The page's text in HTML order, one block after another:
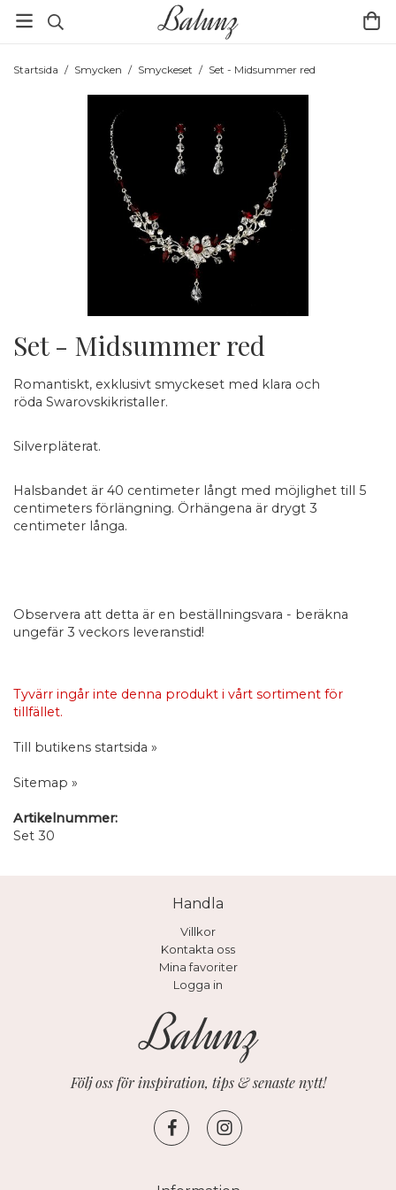
Startsida / Smycken / Smyckeset / Set - Midsummer red
Set - Midsummer red
Romantiskt, exklusivt smyckeset med klara och
röda Swarovskikristaller.
Silverpläterat.
Halsbandet är 40 centimeter långt med möjlighet till 5
centimeters förlängning. Örhängena är drygt 3
centimeter långa.
Observera att detta är en beställningsvara - beräkna
ungefär 3 veckors leveranstid!
Tyvärr ingår inte denna produkt i vårt sortiment för
tillfället.
Till butikens startsida »
Sitemap »
Artikelnummer:
Set 30
Handla
Villkor
Kontakta oss
Mina favoriter
Logga in
Följ oss för inspiration, tips & senaste nytt!